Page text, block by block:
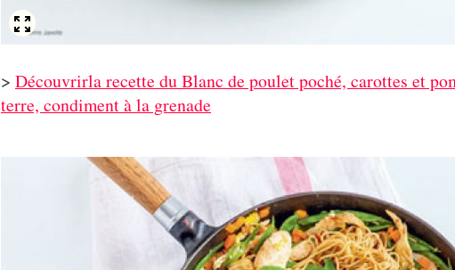
> Découvrirla recette du Blanc de poulet poché, carottes et
terre, condiment à la grenade